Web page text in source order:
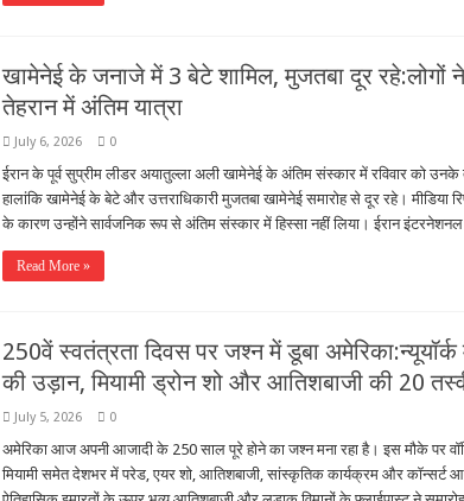
खामेनेई के जनाजे में 3 बेटे शामिल, मुजतबा दूर रहे:लोगों
तेहरान में अंतिम यात्रा
July 6, 2026 0
ईरान के पूर्व सुप्रीम लीडर अयातुल्ला अली खामेनेई के अंतिम संस्कार में रविवार को
हालांकि खामेनेई के बेटे और उत्तराधिकारी मुजतबा खामेनेई समारोह से दूर रहे। मीडिया
के कारण उन्होंने सार्वजनिक रूप से अंतिम संस्कार में हिस्सा नहीं लिया। ईरान
Read More »
250वें स्वतंत्रता दिवस पर जश्न में डूबा
की उड़ान, मियामी ड्रोन शो और आतिशबाजी की 20
July 5, 2026 0
अमेरिका आज अपनी आजादी के 250 साल पूरे होने का जश्न मना रहा है। इस मौके पर
मियामी समेत देशभर में परेड, एयर शो, आतिशबाजी, सांस्कृतिक कार्यक्रम और कॉन्सर्ट